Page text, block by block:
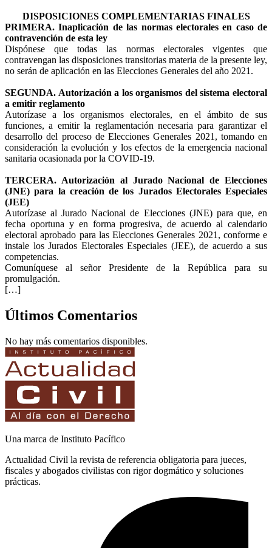
DISPOSICIONES COMPLEMENTARIAS FINALES
PRIMERA. Inaplicación de las normas electorales en caso de
contravención de esta ley
Dispónese que todas las normas electorales vigentes que
contravengan las disposiciones transitorias materia de la presente ley,
no serán de aplicación en las Elecciones Generales del año 2021.
SEGUNDA. Autorización a los organismos del sistema electoral
a emitir reglamento
Autorízase a los organismos electorales, en el ámbito de sus
funciones, a emitir la reglamentación necesaria para garantizar el
desarrollo del proceso de Elecciones Generales 2021, tomando en
consideración la evolución y los efectos de la emergencia nacional
sanitaria ocasionada por la COVID-19.
TERCERA. Autorización al Jurado Nacional de Elecciones
(JNE) para la creación de los Jurados Electorales Especiales
(JEE)
Autorízase al Jurado Nacional de Elecciones (JNE) para que, en
fecha oportuna y en forma progresiva, de acuerdo al calendario
electoral aprobado para las Elecciones Generales 2021, conforme e
instale los Jurados Electorales Especiales (JEE), de acuerdo a sus
competencias.
Comuníquese al señor Presidente de la República para su
promulgación.
[…]
Últimos Comentarios
No hay más comentarios disponibles.
Una marca de Instituto Pacífico
Actualidad Civil la revista de referencia obligatoria para jueces,
fiscales y abogados civilistas con rigor dogmático y soluciones
prácticas.